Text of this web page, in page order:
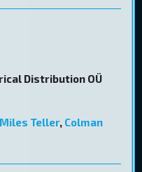
Distribution OÜ
Miles Teller, Colman